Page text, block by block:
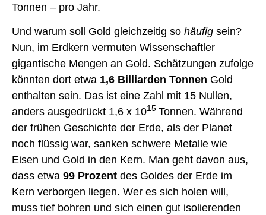
Tonnen – pro Jahr.
Und warum soll Gold gleichzeitig so häufig sein?
Nun, im Erdkern vermuten Wissenschaftler
gigantische Mengen an Gold. Schätzungen zufolge
könnten dort etwa 1,6 Billiarden Tonnen Gold
enthalten sein. Das ist eine Zahl mit 15 Nullen,
anders ausgedrückt 1,6 x 1015 Tonnen. Während
der frühen Geschichte der Erde, als der Planet
noch flüssig war, sanken schwere Metalle wie
Eisen und Gold in den Kern. Man geht davon aus,
dass etwa 99 Prozent des Goldes der Erde im
Kern verborgen liegen. Wer es sich holen will,
muss tief bohren und sich einen gut isolierenden